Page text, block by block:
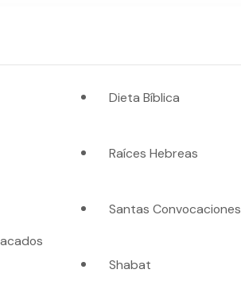
Dieta Bíblica
Raíces Hebreas
Santas Convocaciones
Shabat